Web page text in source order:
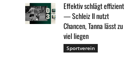
Effektiv schlägt effizient
— Schleiz II nutzt
Chancen, Tanna lässt zu
viel liegen
Sportverein